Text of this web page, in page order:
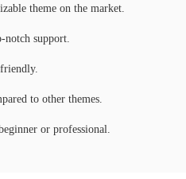
theme on the market.
notch support.
to other themes.
or professional.